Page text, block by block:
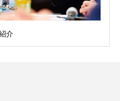
介